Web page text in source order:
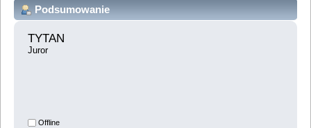
Podsumowanie
TYTAN
Juror
Offline